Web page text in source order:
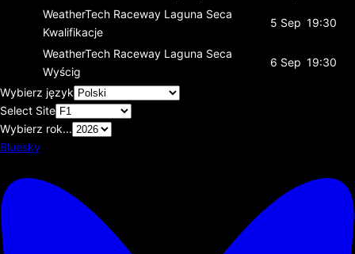
WeatherTech Raceway Laguna Seca
Kwalifikacje
5 Sep 19:30
WeatherTech Raceway Laguna Seca
Wyścig
6 Sep 19:30
Wybierz język
Select Site
Wybierz rok...
Bluesky